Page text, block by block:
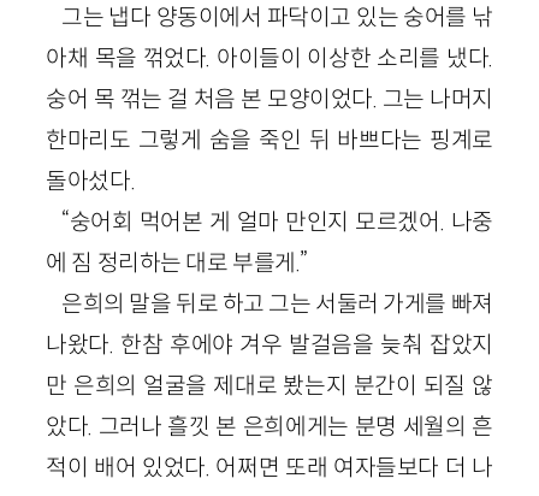
그는 냅다 양동이에서 파닥이고 있는 숭어를 낚
아채 목을 꺾었다. 아이들이 이상한 소리를 냈다.
숭어 목 꺾는 걸 처음 본 모양이었다. 그는 나머지
한마리도 그렇게 숨을 죽인 뒤 바쁘다는 핑계로
돌아섰다.
“숭어회 먹어본 게 얼마 만인지 모르겠어. 나중
에 짐 정리하는 대로 부를게.”
은희의 말을 뒤로 하고 그는 서둘러 가게를 빠져
나왔다. 한참 후에야 겨우 발걸음을 늦춰 잡았지
만 은희의 얼굴을 제대로 봤는지 분간이 되질 않
았다. 그러나 흘낏 본 은희에게는 분명 세월의 흔
적이 배어 있었다. 어쩌면 또래 여자들보다 더 나